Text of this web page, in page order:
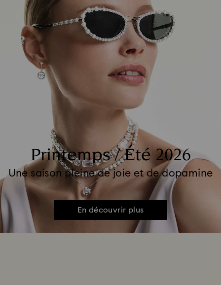
Printemps / Été 2026
Une saison pleine de joie et de dopamine
En découvrir plus